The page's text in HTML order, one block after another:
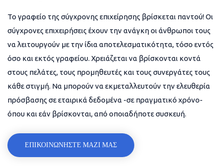
Το γραφείο της σύγχρονης επιχείρησης βρίσκεται παντού! Οι
σύγχρονες επιχειρήσεις έχουν την ανάγκη οι άνθρωποι τους
να λειτουργούν με την ίδια αποτελεσματικότητα, τόσο εντός
όσο και εκτός γραφείου. Χρειάζεται να βρίσκονται κοντά
στους πελάτες, τους προμηθευτές και τους συνεργάτες τους
κάθε στιγμή. Να μπορούν να εκμεταλλευτούν την ελευθερία
πρόσβασης σε εταιρικά δεδομένα -σε πραγματικό χρόνο-
όπου και εάν βρίσκονται, από οποιαδήποτε συσκευή.
ΕΠΙΚΟΙΝΩΝΗΣΤΕ ΜΑΖΙ ΜΑΣ